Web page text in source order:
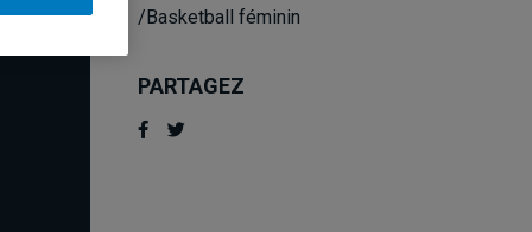
/Basketball féminin
PARTAGEZ